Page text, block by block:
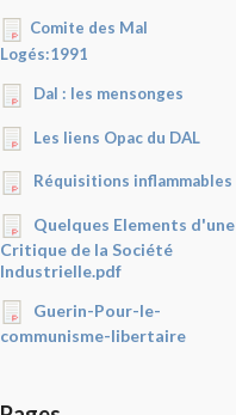
Comite des Mal
Logés:1991
Dal : les mensonges
Les liens Opac du DAL
Réquisitions inflammables
Quelques Elements d'une
Critique de la Société
Industrielle.pdf
Guerin-Pour-le-
communisme-libertaire